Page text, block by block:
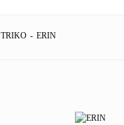
TRIKO ERIN